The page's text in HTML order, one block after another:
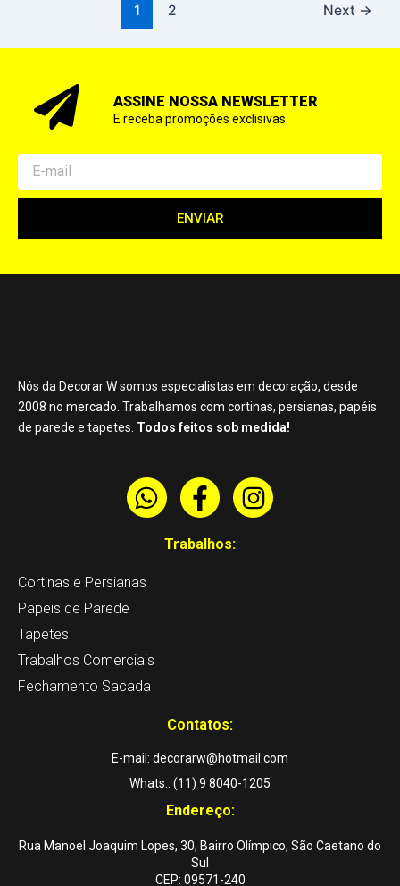
1 2 Next →
ASSINE NOSSA NEWSLETTER
E receba promoções exclisivas
ENVIAR
Nós da Decorar W somos especialistas em decoração, desde
2008 no mercado. Trabalhamos com cortinas, persianas, papéis
de parede e tapetes. Todos feitos sob medida!
W
h
s
p
F
a
c
f
I
n
Trabalhos:
Cortinas e Persianas
Papeis de Parede
Tapetes
Trabalhos Comerciais
Fechamento Sacada
Contatos:
E-mail: decorarw@hotmail.com
Whats.: (11) 9 8040-1205
Endereço:
Rua Manoel Joaquim Lopes, 30, Bairro Olímpico, São Caetano do
Sul
CEP: 09571-240